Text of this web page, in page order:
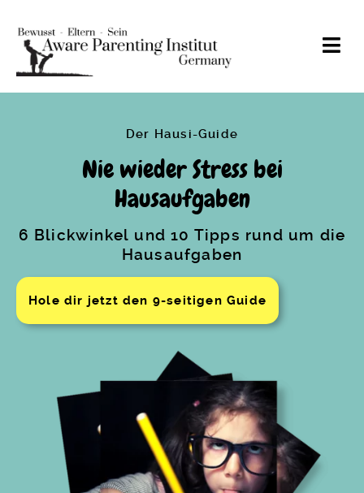
Zum Kennenlernen
Angebote
Seminar
Familienberatung
Blog
Familienberatung
Kontakt
Datenschutzerklärung
Impressum
Telegram
Der Hausi-Guide
Nie wieder Stress bei
Hausaufgaben
6 Blickwinkel und 10 Tipps rund um die
Hausaufgaben
Hole dir jetzt den 9-seitigen Guide